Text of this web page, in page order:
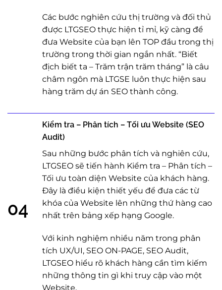
Các bước nghiên cứu thị trường và đối thủ
được LTGSEO thực hiện tỉ mỉ, kỹ càng để
đưa Website của bạn lên TOP đầu trong thị
trường trong thời gian ngắn nhất. “Biết
địch biết ta – Trăm trận trăm tháng” là câu
châm ngôn mà LTGSE luôn thực hiện sau
hàng trăm dự án SEO thành công.
04
Kiểm tra – Phân tích – Tối ưu Website (SEO
Audit)
Sau những bước phân tích và nghiên cứu,
LTGSEO sẽ tiến hành Kiểm tra – Phân tích –
Tối ưu toàn diện Website của khách hàng.
Đây là điều kiện thiết yếu để đưa các từ
khóa của Website lên những thứ hàng cao
nhất trên bảng xếp hạng Google.
Với kinh nghiệm nhiều năm trong phân
tích UX/UI, SEO ON-PAGE, SEO Audit,
LTGSEO hiểu rõ khách hàng cần tìm kiếm
những thông tin gì khi truy cập vào một
Website.